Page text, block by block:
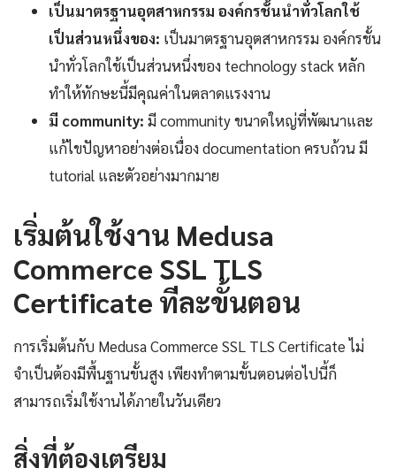
เป็นมาตรฐานอุตสาหกรรม องค์กรชั้นนำทั่วโลกใช้
เป็นส่วนหนึ่งของ: เป็นมาตรฐานอุตสาหกรรม องค์กรชั้น
นำทั่วโลกใช้เป็นส่วนหนึ่งของ technology stack หลัก
ทำให้ทักษะนี้มีคุณค่าในตลาดแรงงาน
มี community: มี community ขนาดใหญ่ที่พัฒนาและ
แก้ไขปัญหาอย่างต่อเนื่อง documentation ครบถ้วน มี
tutorial และตัวอย่างมากมาย
เริ่มต้นใช้งาน Medusa
Commerce SSL TLS
Certificate ทีละขั้นตอน
การเริ่มต้นกับ Medusa Commerce SSL TLS Certificate ไม่
จำเป็นต้องมีพื้นฐานขั้นสูง เพียงทำตามขั้นตอนต่อไปนี้ก็
สามารถเริ่มใช้งานได้ภายในวันเดียว
สิ่งที่ต้องเตรียม